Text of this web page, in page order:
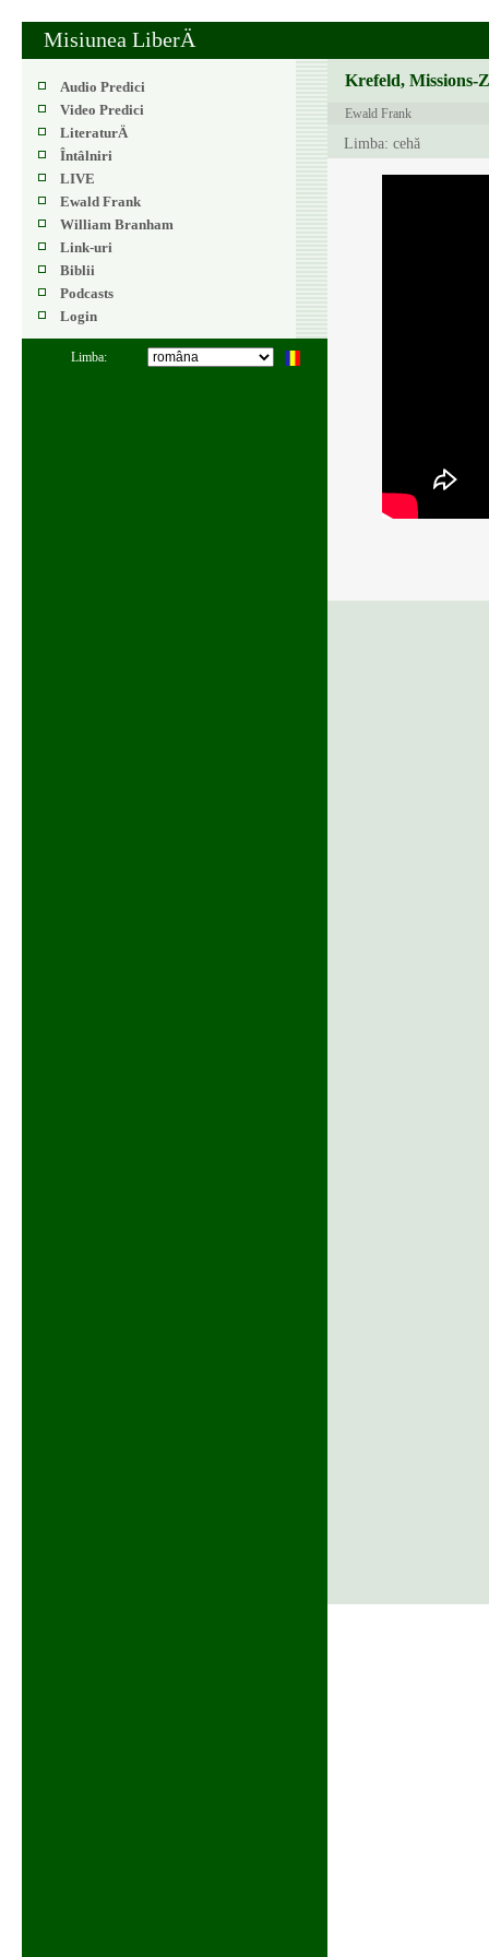
Misiunea LiberÄ
Audio Predici
Video Predici
LiteraturÄ
Întâlniri
LIVE
Ewald Frank
William Branham
Link-uri
Biblii
Podcasts
Login
Limba:
Krefeld, Missions-
Ewald Frank
Limba: cehă